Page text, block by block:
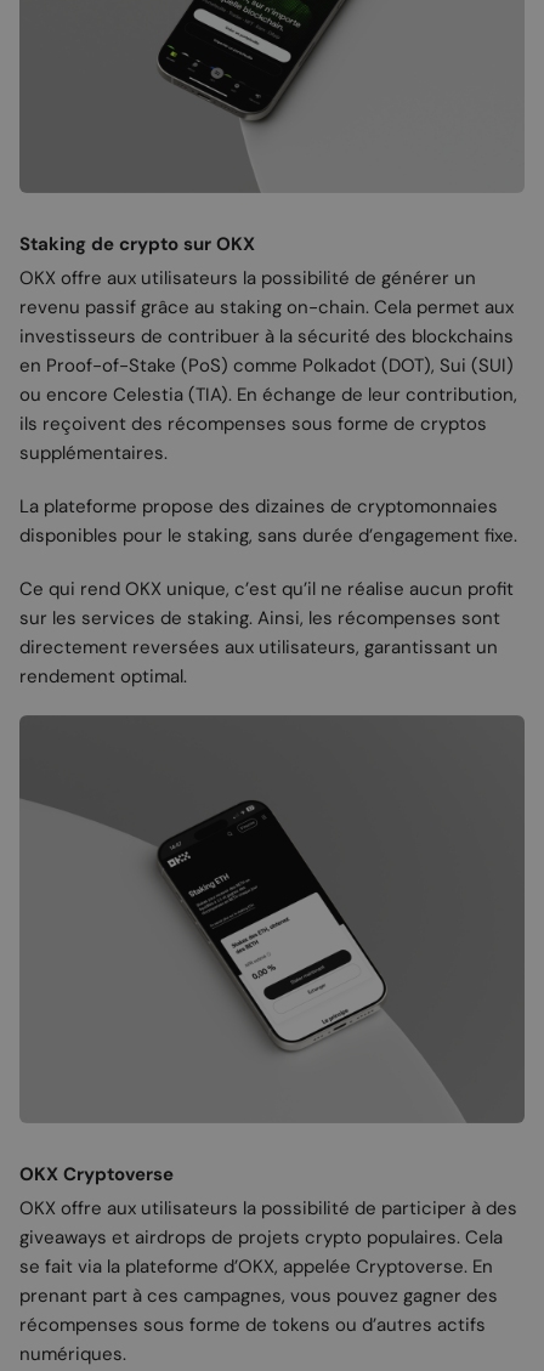
Staking de crypto sur OKX
OKX offre aux utilisateurs la possibilité de générer un
revenu passif grâce au staking on-chain. Cela permet aux
investisseurs de contribuer à la sécurité des blockchains
en Proof-of-Stake (PoS) comme Polkadot (DOT), Sui (SUI)
ou encore Celestia (TIA). En échange de leur contribution,
ils reçoivent des récompenses sous forme de cryptos
supplémentaires.
La plateforme propose des dizaines de cryptomonnaies
disponibles pour le staking, sans durée d’engagement fixe.
Ce qui rend OKX unique, c’est qu’il ne réalise aucun profit
sur les services de staking. Ainsi, les récompenses sont
directement reversées aux utilisateurs, garantissant un
rendement optimal.
OKX Cryptoverse
OKX offre aux utilisateurs la possibilité de participer à des
giveaways et airdrops de projets crypto populaires. Cela
se fait via la plateforme d’OKX, appelée Cryptoverse. En
prenant part à ces campagnes, vous pouvez gagner des
récompenses sous forme de tokens ou d’autres actifs
numériques.